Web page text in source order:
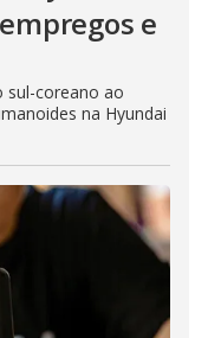
e
sul-coreano ao
na Hyundai